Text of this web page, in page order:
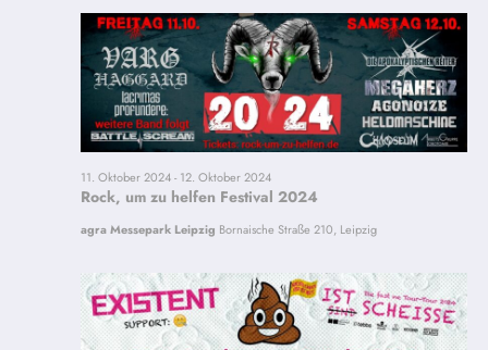
Oktober
2024
und
Ansichten,
Navigation
Rock, um zu helfen Festival 2024
11. Oktober 2024- 12. Oktober 2024
agra Messepark Leipzig Bornaische Straße 210, Leipzig